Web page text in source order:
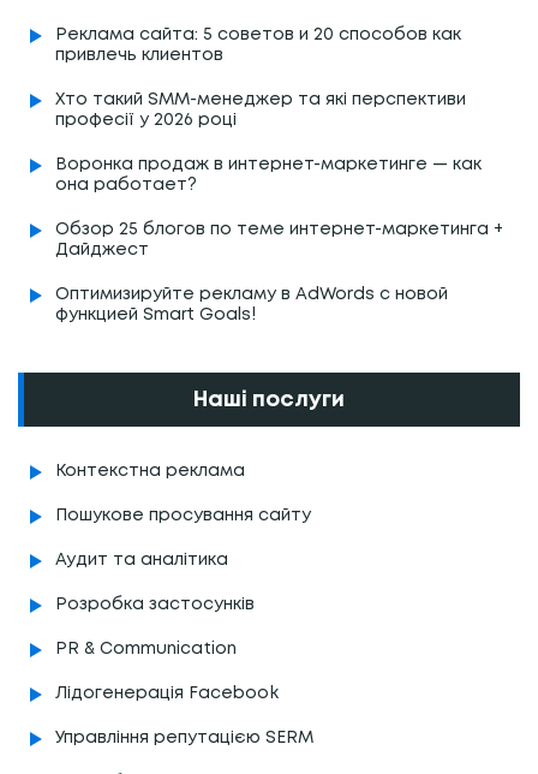
Реклама сайта: 5 советов и 20 способов как
привлечь клиентов
Хто такий SMM-менеджер та які перспективи
професії у 2026 році
Воронка продаж в интернет-маркетинге — как
она работает?
Обзор 25 блогов по теме интернет-маркетинга +
Дайджест
Оптимизируйте рекламу в AdWords с новой
функцией Smart Goals!
Наші послуги
Контекстна реклама
Пошукове просування сайту
Аудит та аналітика
Розробка застосунків
PR & Communication
Лідогенерація Facebook
Управління репутацією SERM